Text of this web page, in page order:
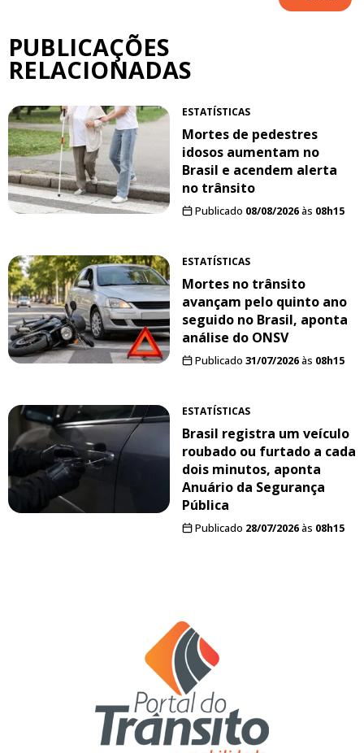
PUBLICAÇÕES
RELACIONADAS
ESTATÍSTICAS
Mortes de pedestres
idosos aumentam no
Brasil e acendem alerta
no trânsito
Publicado 08/08/2026às 08h15
ESTATÍSTICAS
Mortes no trânsito
avançam pelo quinto ano
seguido no Brasil, aponta
análise do ONSV
Publicado 31/07/2026às 08h15
ESTATÍSTICAS
Brasil registra um veículo
roubado ou furtado a cada
dois minutos, aponta
Anuário da Segurança
Pública
Publicado 28/07/2026às 08h15